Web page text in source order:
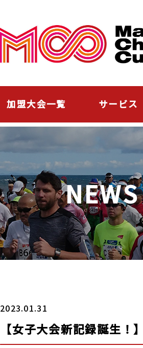
加盟大会一覧 サービス
NEWS
2023.01.31
【女子大会新記録誕生